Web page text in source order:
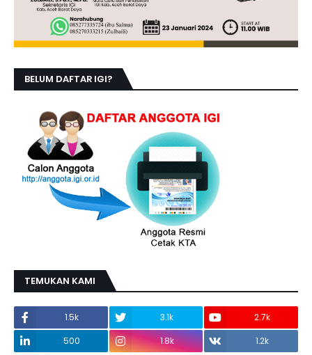
BELUM DAFTAR IGI?
TEMUKAN KAMI
1.5k 3.1k
2.7k
500
1.8k 1.2k